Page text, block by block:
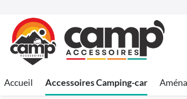
Accueil Accessoires Camping-car